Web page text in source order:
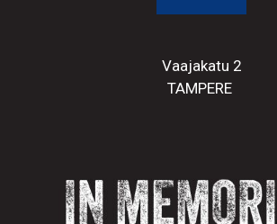
Vaajakatu 2
TAMPERE